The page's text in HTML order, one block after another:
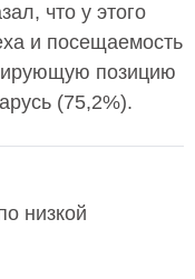
что у этого
и посещаемость
позицию
(75,2%).
низкой